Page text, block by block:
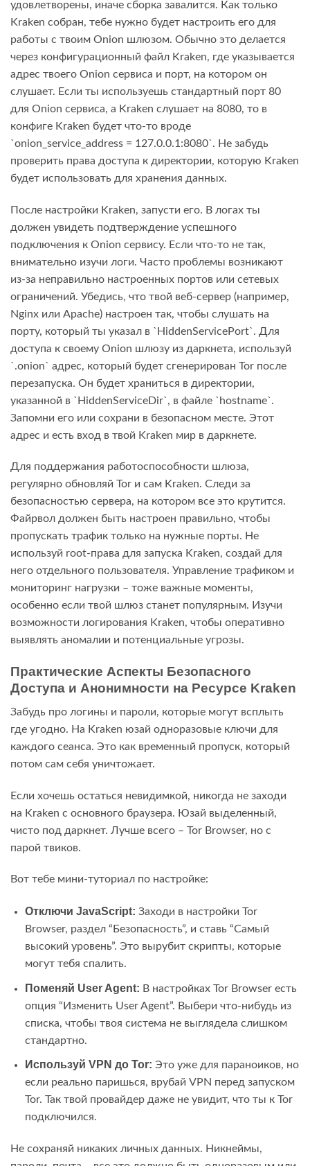
удовлетворены, иначе сборка завалится. Как только
Kraken собран, тебе нужно будет настроить его для
работы с твоим Onion шлюзом. Обычно это делается
через конфигурационный файл Kraken, где указывается
адрес твоего Onion сервиса и порт, на котором он
слушает. Если ты используешь стандартный порт 80
для Onion сервиса, а Kraken слушает на 8080, то в
конфиге Kraken будет что-то вроде
`onion_service_address = 127.0.0.1:8080`. Не забудь
проверить права доступа к директории, которую Kraken
будет использовать для хранения данных.
После настройки Kraken, запусти его. В логах ты
должен увидеть подтверждение успешного
подключения к Onion сервису. Если что-то не так,
внимательно изучи логи. Часто проблемы возникают
из-за неправильно настроенных портов или сетевых
ограничений. Убедись, что твой веб-сервер (например,
Nginx или Apache) настроен так, чтобы слушать на
порту, который ты указал в `HiddenServicePort`. Для
доступа к своему Onion шлюзу из даркнета, используй
`.onion` адрес, который будет сгенерирован Tor после
перезапуска. Он будет храниться в директории,
указанной в `HiddenServiceDir`, в файле `hostname`.
Запомни его или сохрани в безопасном месте. Этот
адрес и есть вход в твой Kraken мир в даркнете.
Для поддержания работоспособности шлюза,
регулярно обновляй Tor и сам Kraken. Следи за
безопасностью сервера, на котором все это крутится.
Файрвол должен быть настроен правильно, чтобы
пропускать трафик только на нужные порты. Не
используй root-права для запуска Kraken, создай для
него отдельного пользователя. Управление трафиком и
мониторинг нагрузки – тоже важные моменты,
особенно если твой шлюз станет популярным. Изучи
возможности логирования Kraken, чтобы оперативно
выявлять аномалии и потенциальные угрозы.
Практические Аспекты Безопасного
Доступа и Анонимности на Ресурсе Kraken
Забудь про логины и пароли, которые могут всплыть
где угодно. На Kraken юзай одноразовые ключи для
каждого сеанса. Это как временный пропуск, который
потом сам себя уничтожает.
Если хочешь остаться невидимкой, никогда не заходи
на Kraken с основного браузера. Юзай выделенный,
чисто под даркнет. Лучше всего – Tor Browser, но с
парой твиков.
Вот тебе мини-туториал по настройке:
Отключи JavaScript: Заходи в настройки Tor
Browser, раздел “Безопасность”, и ставь “Самый
высокий уровень”. Это вырубит скрипты, которые
могут тебя спалить.
Поменяй User Agent: В настройках Tor Browser есть
опция “Изменить User Agent”. Выбери что-нибудь из
списка, чтобы твоя система не выглядела слишком
стандартно.
Используй VPN до Tor: Это уже для параноиков, но
если реально паришься, врубай VPN перед запуском
Tor. Так твой провайдер даже не увидит, что ты к Tor
подключился.
Не сохраняй никаких личных данных. Никнеймы,